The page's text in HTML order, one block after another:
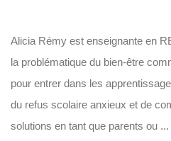
Alicia Rémy est enseignante en
la problématique du bien-être
pour entrer dans les
du refus scolaire anxieux et de
solutions en tant que parents ou ...